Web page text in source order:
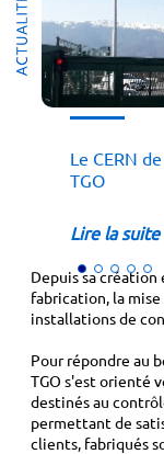
Le CERN
TGO
Lire la suite
Depuis sa création
fabrication, la
installations de
Pour répondre au
TGO s'est orienté
destinés au
permettant de
clients, fabriqués